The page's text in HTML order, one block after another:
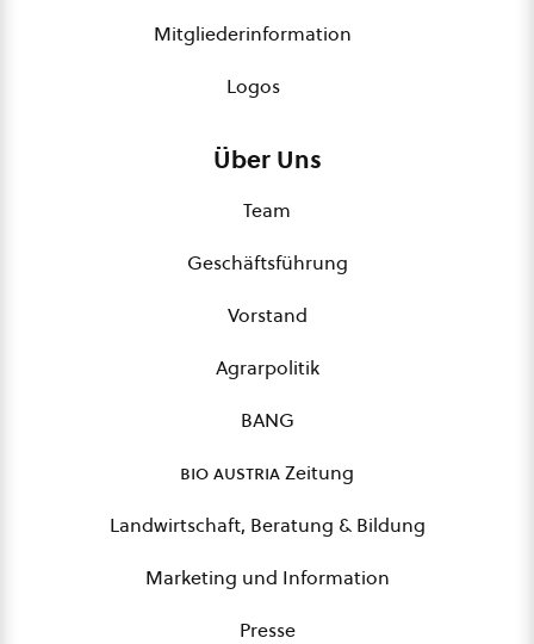
Mitgliederinformation
Logos
Über Uns
Team
Geschäftsführung
Vorstand
Agrarpolitik
BANG
bio austriaZeitung
Landwirtschaft, Beratung & Bildung
Marketing und Information
Presse